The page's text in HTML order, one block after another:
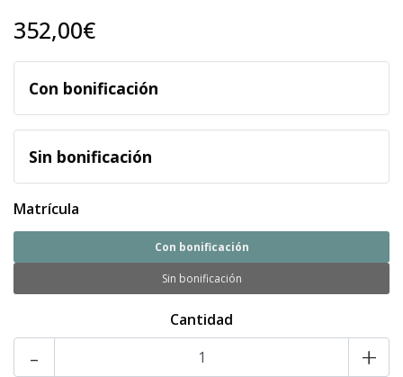
352,00€
Con bonificación
Sin bonificación
Matrícula
Con bonificación
Sin bonificación
Cantidad
- +